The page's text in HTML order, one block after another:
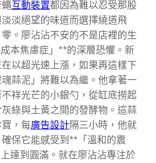
互動裝置都因為難以忍受那股
淡絕望的味道而選擇繞道飛
。廖沾沾不安的不是店裡的生
本焦慮症」**的深層恐懼。新
以超光速上漲，如果再這樣下
蒜泥」將難以為繼。他拿著一
祥光芒的小銀勺，從缸底撈起
綠與土黃之間的發酵物。這蒜
，每廣告設計隔三小時，他就
保它能感受到**「溫和的震
達到圓滿。就在廖沾沾專注於